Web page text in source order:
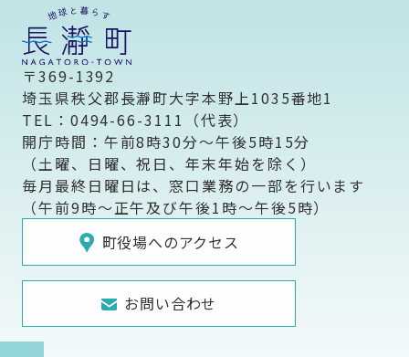
〒369-1392
埼玉県秩父郡長瀞町大字本野上1035番地1
TEL：0494-66-3111（代表）
開庁時間：午前8時30分～午後5時15分
（土曜、日曜、祝日、年末年始を除く）
毎月最終日曜日は、窓口業務の一部を行います
（午前9時～正午及び午後1時～午後5時）
町役場へのアクセス
お問い合わせ